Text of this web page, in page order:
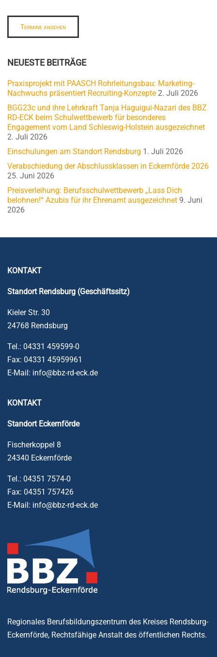
Termine ansehen
NEUESTE BEITRÄGE
Praxisprojekt mit PAASCH Rohrleitungsbau: Marketing-
Nachwuchs präsentiert Recruiting-Konzepte 2. Juli 2026
BGG23c und ihre Lehrkraft Tanja Haguigui-Nazari des BBZ
RD-ECK beim Schulwettbewerb für besonderes
Engagement vom Land Schleswig-Holstein ausgezeichnet
2. Juli 2026
Einschulungen am Standort Rendsburg 1. Juli 2026
Verabschiedung der Abschlussklassen in Eckernförde 2026
25. Juni 2026
Preisverleihung: Berufsschulwettbewerb „Lass Dich
belohnen!“ Azubis für ihr Ehrenamt ausgezeichnet 9. Juni
2026
KONTAKT
Standort Rendsburg (Geschäftssitz)
Kieler Str. 30
24768 Rendsburg
Tel.: 04331 459599-0
Fax: 04331 45959961
E-Mail: info@bbz-rd-eck.de
KONTAKT
StandortEckernförde
Fischerkoppel 8
24340 Eckernförde
Tel.: 04351 7574-0
Fax: 04351 757426
E-Mail: info@bbz-rd-eck.de
Regionales Berufsbildungszentrum des Kreises Rendsburg-
Eckernförde, Rechtsfähige Anstalt des öffentlichen Rechts.